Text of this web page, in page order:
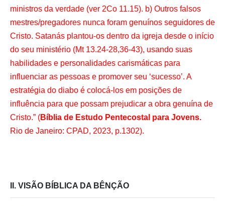
ministros da verdade (ver 2Co 11.15). b) Outros falsos
mestres/pregadores nunca foram genuínos seguidores de
Cristo. Satanás plantou-os dentro da igreja desde o início
do seu ministério (Mt 13.24-28,36-43), usando suas
habilidades e personalidades carismáticas para
influenciar as pessoas e promover seu ‘sucesso’. A
estratégia do diabo é colocá-los em posições de
influência para que possam prejudicar a obra genuína de
Cristo.” (Bíblia de Estudo Pentecostal para Jovens.
Rio de Janeiro: CPAD, 2023, p.1302).
II. VISÃO BÍBLICA DA BÊNÇÃO